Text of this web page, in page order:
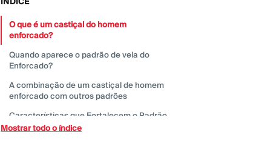
O que é um castiçal do homem
enforcado?
Quando aparece o padrão de vela do
Enforcado?
A combinação de um castiçal de homem
enforcado com outros padrões
Características que Fortalecem o Padrão
de Vela do Homem
Mostrar todo o índice